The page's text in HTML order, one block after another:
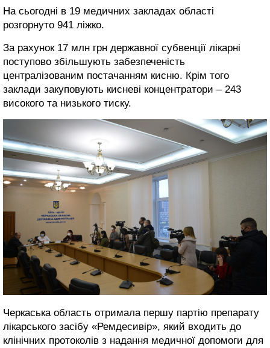
На сьогодні в 19 медичних закладах області
розгорнуто 941 ліжко.
За рахунок 17 млн грн державної субвенції лікарні
поступово збільшують забезпеченість
централізованим постачанням кисню. Крім того
заклади закуповують кисневі концентратори – 243
високого та низького тиску.
Черкаська область отримала першу партію препарату
лікарського засібу «Ремдесивір», який входить до
клінічних протоколів з надання медичної допомоги для